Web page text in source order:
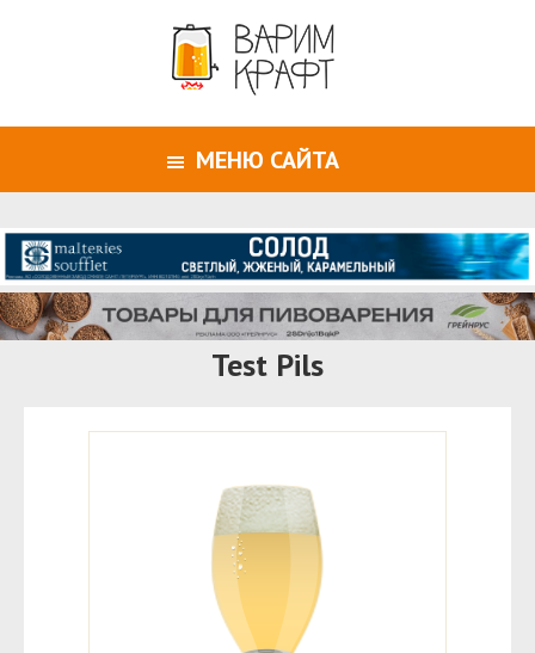
МЕНЮ САЙТА
Test Pils